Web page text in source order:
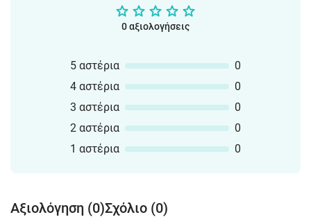
0 αξιολογήσεις
5 αστέρια
0
4 αστέρια
0
3 αστέρια
0
2 αστέρια
0
1 αστέρια
0
Αξιολόγηση (0)Σχόλιο (0)